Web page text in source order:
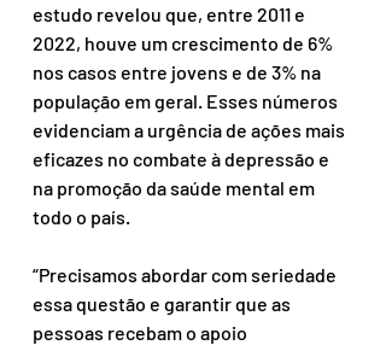
estudo revelou que, entre 2011 e
2022, houve um crescimento de 6%
nos casos entre jovens e de 3% na
população em geral. Esses números
evidenciam a urgência de ações mais
eficazes no combate à depressão e
na promoção da saúde mental em
todo o país.
“Precisamos abordar com seriedade
essa questão e garantir que as
pessoas recebam o apoio